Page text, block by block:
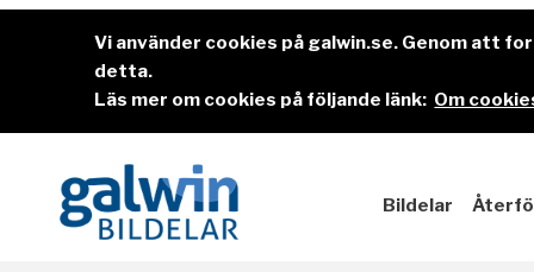
Vi använder cookies på galwin.se. Genom att
detta.
Läs mer om cookies på följande länk: Om
Bildelar